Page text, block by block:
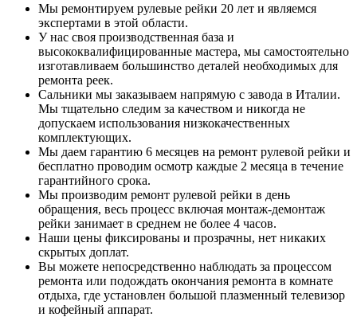
Мы ремонтируем рулевые рейки 20 лет и являемся
экспертами в этой области.
У нас своя производственная база и
высококвалифицированные мастера, мы самостоятельно
изготавливаем большинство деталей необходимых для
ремонта реек.
Сальники мы заказываем напрямую с завода в Италии.
Мы тщательно следим за качеством и никогда не
допускаем использования низкокачественных
комплектующих.
Мы даем гарантию 6 месяцев на ремонт рулевой рейки и
бесплатно проводим осмотр каждые 2 месяца в течение
гарантийного срока.
Мы производим ремонт рулевой рейки в день
обращения, весь процесс включая монтаж-демонтаж
рейки занимает в среднем не более 4 часов.
Наши цены фиксированы и прозрачны, нет никаких
скрытых доплат.
Вы можете непосредственно наблюдать за процессом
ремонта или подождать окончания ремонта в комнате
отдыха, где установлен большой плазменный телевизор
и кофейный аппарат.